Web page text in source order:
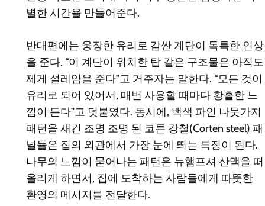
별한 시간을 만들어준다.
반대편에는 웅장한 유리로 감싼 계단이 독특한 인상
을 준다. “이 계단이 위치한 탑 같은 구조물은 아직도
제게 설레임을 준다”고 거주자는 말한다. “모든 것이
유리로 되어 있어서, 매번 사용할 때마다 황홀한 느
낌이 든다”고 덧붙였다. 동시에, 백색 파인 나뭇가지
패턴을 새긴 조명 조명 된 코튼 강철(Corten steel) 패
널들은 집의 외관에서 가장 눈에 띄는 특징이 된다.
나무의 느낌이 묻어나는 패턴은 뉴햄프셔 산맥을 떠
올리게 하면서, 집에 도착하는 사람들에게 따뜻한
환영의 메시지를 전달한다.